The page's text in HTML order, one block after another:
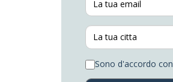
Sono d'accordo con